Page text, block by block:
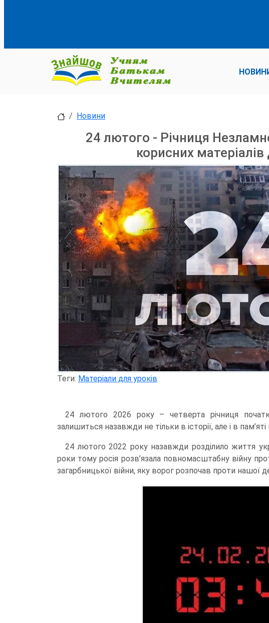
Новини
24 лютого - Річниця
корисних матеріалів
Теги: Матеріали для уроків
24 лютого 2026 року – четверта річниця
залишиться назавжди не тільки в історії, але і в
24 лютого 2022 року назавжди розділило життя
роки тому росія розв’язала повномасштабну війну
загарбницької війни, яку ворог розпочав проти нашої